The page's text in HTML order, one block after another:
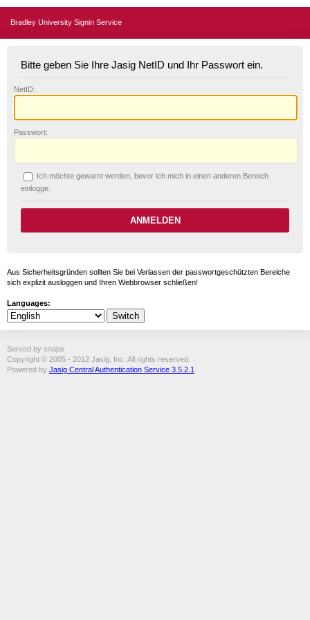
Bradley University Signin Service
Bitte geben Sie Ihre Jasig NetID und Ihr Passwort ein.
NetID:
Passwort:
Ich möchte gewarnt werden, bevor ich mich in einen anderen Bereich
einlogge.
Aus Sicherheitsgründen sollten Sie bei Verlassen der passwortgeschützten Bereiche
sich explizit ausloggen und Ihren Webbrowser schließen!
Languages:
Served by snape
Copyright © 2005 - 2012 Jasig, Inc. All rights reserved.
Powered by Jasig Central Authentication Service 3.5.2.1